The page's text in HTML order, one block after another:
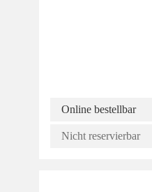
Online bestellbar
Nicht reservierbar